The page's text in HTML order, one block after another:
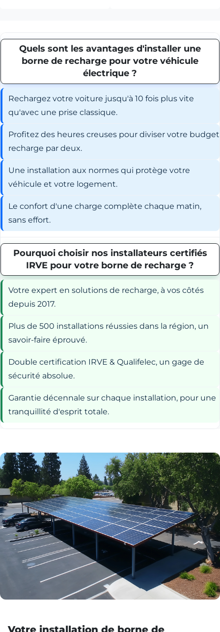
Quels sont les avantages d'installer une
borne de recharge pour votre véhicule
électrique ?
Rechargez votre voiture jusqu'à 10 fois plus vite
qu'avec une prise classique.
Profitez des heures creuses pour diviser votre budget
recharge par deux.
Une installation aux normes qui protège votre
véhicule et votre logement.
Le confort d'une charge complète chaque matin,
sans effort.
Pourquoi choisir nos installateurs certifiés
IRVE pour votre borne de recharge ?
Votre expert en solutions de recharge, à vos côtés
depuis 2017.
Plus de 500 installations réussies dans la région, un
savoir-faire éprouvé.
Double certification IRVE & Qualifelec, un gage de
sécurité absolue.
Garantie décennale sur chaque installation, pour une
tranquillité d'esprit totale.
Votre installation de borne de